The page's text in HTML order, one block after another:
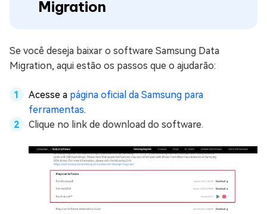
Migration
Se você deseja baixar o software Samsung Data
Migration, aqui estão os passos que o ajudarão:
Acesse a página oficial da Samsung para
ferramentas.
Clique no link de download do software.